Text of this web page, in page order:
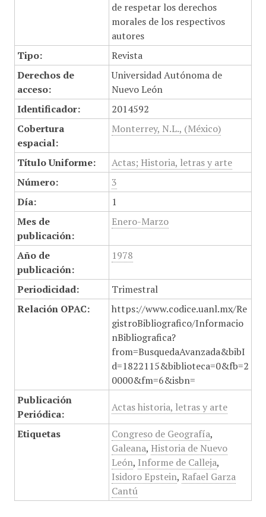
de respetar los derechos
morales de los respectivos
autores
Tipo:
Revista
Derechos de
acceso:
Universidad Autónoma de
Nuevo León
Identificador:
2014592
Cobertura
espacial:
Monterrey, N.L., (México)
Título Uniforme:
Actas; Historia, letras y arte
Número:
3
Día:
1
Mes de
publicación:
Enero-Marzo
Año de
publicación:
1978
Periodicidad:
Trimestral
Relación OPAC:
https://www.codice.uanl.mx/Re
gistroBibliografico/Informacio
nBibliografica?
from=BusquedaAvanzada&bibI
d=1822115&biblioteca=0&fb=2
0000&fm=6&isbn=
Publicación
Periódica:
Actas historia, letras y arte
Etiquetas Congreso de Geografía,
Galeana, Historia de Nuevo
León, Informe de Calleja,
Isidoro Epstein, Rafael Garza
Cantú